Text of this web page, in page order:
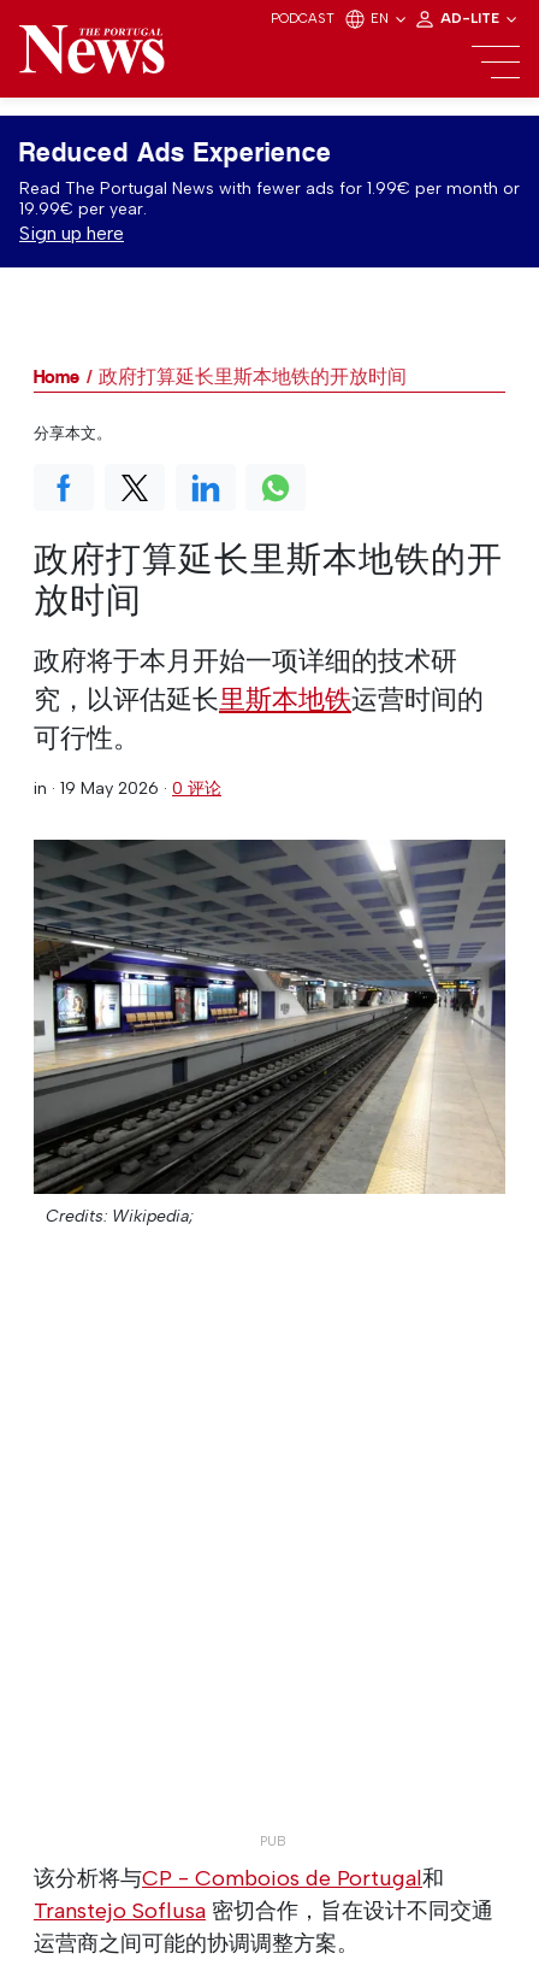
PODCAST EN AD-LITE
Reduced Ads Experience
Read The Portugal News with fewer ads for 1.99€ per month or
19.99€ per year.
Sign up here
Home 政府打算延长里斯本地铁的开放时间
政府打算延长里斯本地铁的开
放时间
政府将于本月开始一项详细的技术研
究，以评估延长里斯本地铁运营时间的
可行性。
in · 19 May 2026 · 0 评论
Credits: Wikipedia;
该分析将与CP - Comboios de Portugal和
Transtejo Soflusa 密切合作，旨在设计不同交通
运营商之间可能的协调调整方案。
分享本文。